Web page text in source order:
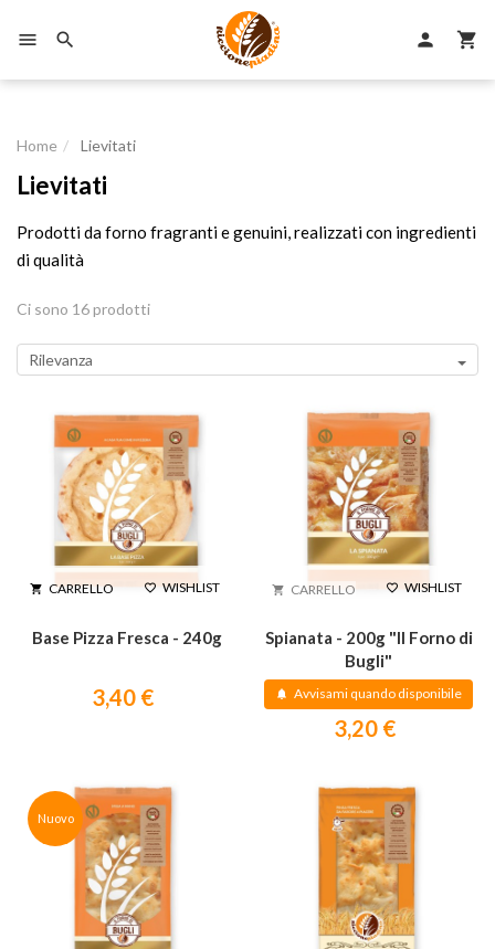
 
person

Home Lievitati
Lievitati
Prodotti da forno fragranti e genuini, realizzati con ingredienti
di qualità
Ci sono 16 prodotti
Rilevanza
 CARRELLO  WISHLIST
Base Pizza Fresca - 240g
3,40 €
 CARRELLO  WISHLIST
Spianata - 200g "Il Forno di
Bugli"
 Avvisami quando disponibile
3,20 €
Nuovo